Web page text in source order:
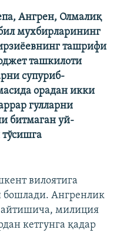
Ангрен, Олмалиқ
мухбирларининг
ташрифи
ташкилоти
супуриб-
орадан икки
гулларни
битмаган уй-
вилоятига
Ангренлик
айтишича, милиция
кетгунга қадар